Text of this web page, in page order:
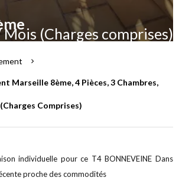
Mois (Charges comprises)
Marseille 8ème, 4 Pièces, 3 Chambres,
Comprises)
individuelle pour ce T4 BONNEVEINE Dans
proche des commodités